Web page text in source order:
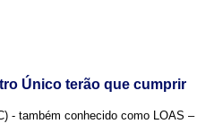
Único terão que cumprir
- também conhecido como LOAS –